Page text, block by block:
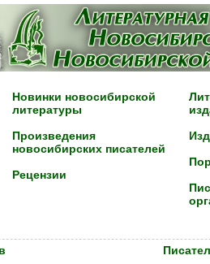
Новинки новосибирской
литературы
Произведения
новосибирских писателей
Рецензии